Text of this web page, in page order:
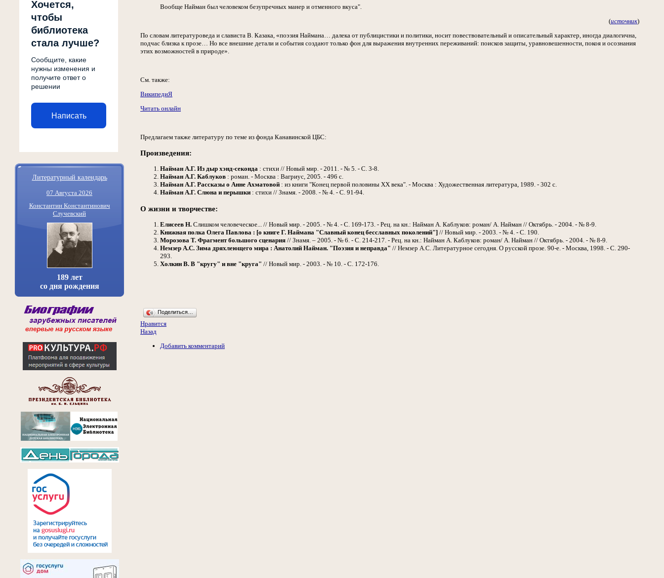
Хочется,
чтобы
библиотека
стала лучше?
Сообщите, какие
нужны изменения и
получите ответ о
решении
Написать
Литературный календарь
07 Августа 2026
Константин Константинович
Случевский
189 лет
со дня рождения
Вообще Найман был человеком безупречных манер и отменного вкуса".
(источник)
По словам литературоведа и слависта В. Казака, «поэзия Наймана… далека от публицистики и политики, носит повествовательный и описательный характер, иногда диалогична,
подчас близка к прозе… Но все внешние детали и события создают только фон для выражения внутренних переживаний: поисков защиты, уравновешенности, покоя и осознания
этих возможностей в природе».
См. также:
ВикипедиЯ
Читать онлайн
Предлагаем также литературу по теме из фонда Канавинской ЦБС:
Произведения:
Найман А.Г. Из дыр хэнд-секонда : стихи // Новый мир. - 2011. - № 5. - С. 3-8.
Найман А.Г. Каблуков : роман. - Москва : Вагриус, 2005. - 496 с.
Найман А.Г. Рассказы о Анне Ахматовой : из книги "Конец первой половины ХХ века". - Москва : Художественная литература, 1989. - 302 с.
Найман А.Г. Слюна и перышки : стихи // Знамя. - 2008. - № 4. - С. 91-94.
О жизни и творчестве:
Елисеев Н. Слишком человеческое... // Новый мир. - 2005. - № 4. - С. 169-173. - Рец. на кн.: Найман А. Каблуков: роман/ А. Найман // Октябрь. - 2004. - № 8-9.
Книжная полка Олега Павлова : [о книге Г. Наймана "Славный конец бесславных поколений"] // Новый мир. - 2003. - № 4. - С. 190.
Морозова Т. Фрагмент большого сценария // Знамя. – 2005. - № 6. - С. 214-217. - Рец. на кн.: Найман А. Каблуков: роман/ А. Найман // Октябрь. - 2004. - № 8-9.
Немзер А.С. Зима дряхлеющего мира : Анатолий Найман. "Поэзия и неправда" // Немзер А.С. Литературное сегодня. О русской прозе. 90-е. - Москва, 1998. - С. 290-
293.
Холкин В. В "кругу" и вне "круга" // Новый мир. - 2003. - № 10. - С. 172-176.
Поделиться…
Нравится
Назад
Добавить комментарий